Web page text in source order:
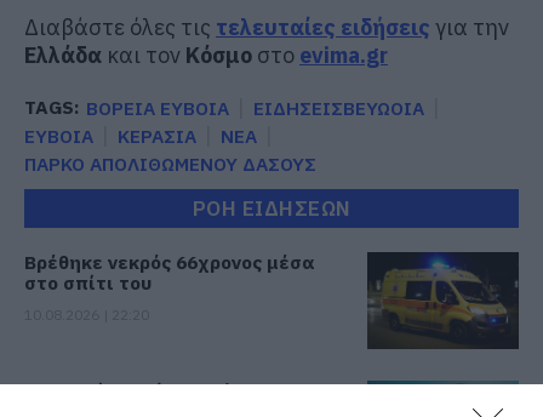
Διαβάστε όλες τις τελευταίες ειδήσεις για την
Ελλάδα και τον Κόσμο στο evima.gr
TAGS: ΒΟΡΕΙΑ ΕΥΒΟΙΑ
ΕΙΔΗΣΕΙΣΒΕΥΩΟΙΑ
ΕΥΒΟΙΑ
ΚΕΡΑΣΙΑ
ΝΕΑ
ΠΑΡΚΟ ΑΠΟΛΙΘΩΜΕΝΟΥ ΔΑΣΟΥΣ
ΡΟΗ ΕΙΔΗΣΕΩΝ
Βρέθηκε νεκρός 66χρονος μέσα
στο σπίτι του
Διακοπή νερού στη Λάμψακο